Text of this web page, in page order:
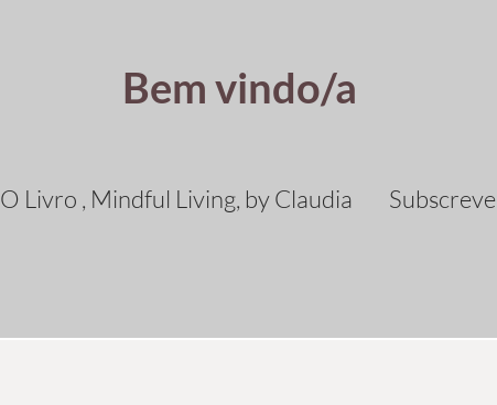
Bem vindo/a
O Livro , Mindful Living, by Claudia Subscreve